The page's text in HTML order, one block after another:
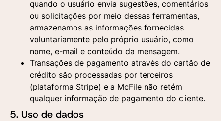
quando o usuário envia sugestões, comentários
ou solicitações por meio dessas ferramentas,
armazenamos as informações fornecidas
voluntariamente pelo próprio usuário, como
nome, e-mail e conteúdo da mensagem.
Transações de pagamento através do cartão de
crédito são processadas por terceiros
(plataforma Stripe) e a McFile não retém
qualquer informação de pagamento do cliente.
5. Uso de dados
suas dúvidas e entender sua demanda.
apresentação personalizada da nossa plataforma.
Aceito a utilização
dos dados fornecidos
aqui para a realização
de um contato
comercial e o
recebimento de